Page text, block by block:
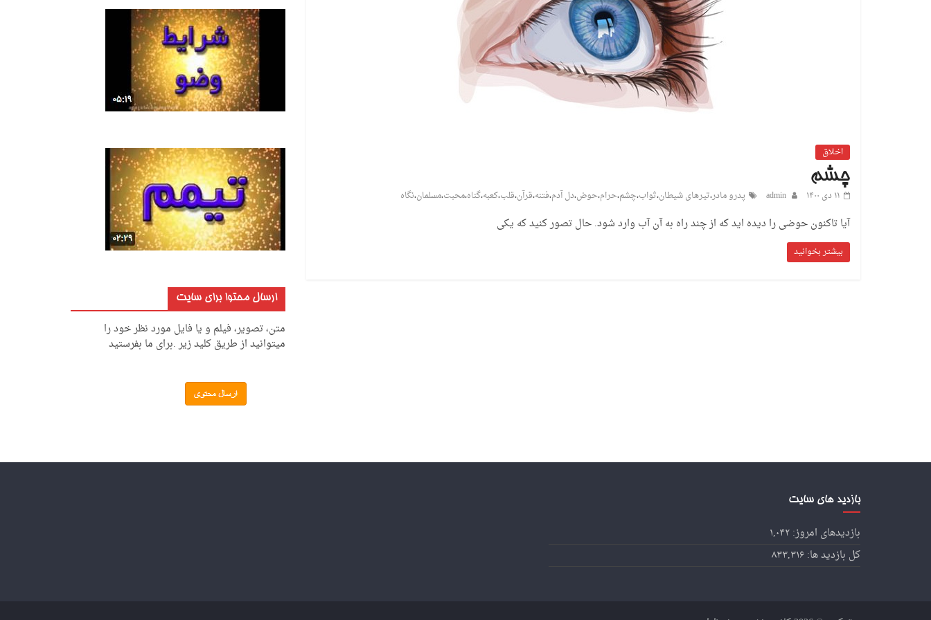
اخلاق
چشم
۱۱ دی ۱۴۰۰ admin پدرو مادر،تیرهای شیطان،ثواب،چشم،حرام،حوض،دل آدم،فتنه،قرآن،قلب،کعبه،گناه،محبت،مسلمان،نگاه
آیا تاکنون حوضی را دیده اید که از چند راه به آن آب وارد شود. حال تصور کنید که یکی
بیشتر بخوانید
ارسال محتوا برای سایت
متن، تصویر، فیلم و یا فایل مورد نظر خود را
میتوانید از طریق کلید زیر .برای ما بفرستید
بازدید های سایت
بازدیدهای امروز:۱,۰۴۲
کل بازدید ها:۸۳۳,۳۱۶